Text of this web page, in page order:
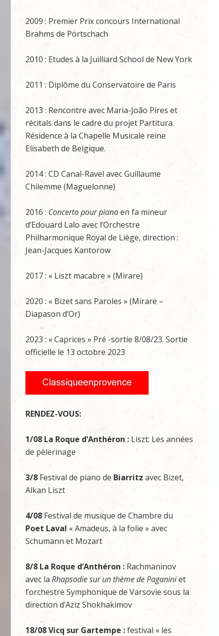
2009 : Premier Prix concours International
Brahms de Pörtschach
2010 : Etudes à la Juilliard School de New York
2011 : Diplôme du Conservatoire de Paris
2013 : Rencontre avec Maria-João Pires et
récitals dans le cadre du projet Partitura.
Résidence à la Chapelle Musicale reine
Elisabeth de Belgique.
2014 : CD Canal-Ravel avec Guillaume
Chilemme (Maguelonne)
2016 : Concerto pour pianoen fa mineur
d’Edouard Lalo avec l’Orchestre
Philharmonique Royal de Liège, direction :
Jean-Jacques Kantorow
2017 : « Liszt macabre » (Mirare)
2020 : « Bizet sans Paroles » (Mirare –
Diapason d’Or)
2023 : « Caprices » Pré -sortie 8/08/23. Sortie
officielle le 13 octobre 2023
RENDEZ-VOUS:
1/08 La Roque d’Anthéron : Liszt: Les années
de pèlerinage
3/8 Festival de piano de Biarritz avec Bizet,
Alkan Liszt
4/08 Festival de musique de Chambre du
Poet Laval « Amadeus, à la folie » avec
Schumann et Mozart
8/8 La Roque d’Anthéron : Rachmaninov
avec laRhapsodie sur un thème de Paganiniet
l’orchestre Symphonique de Varsovie sous la
direction d’Aziz Shokhakimov
18/08 Vicq sur Gartempe :festival « les